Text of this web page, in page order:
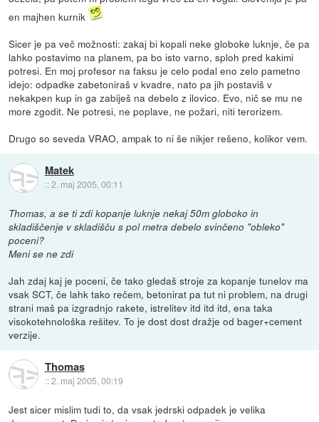
en majhen kurnik
Sicer je pa več možnosti: zakaj bi kopali neke globoke luknje, če pa
lahko postavimo na planem, pa bo isto varno, sploh pred kakimi
potresi. En moj profesor na faksu je celo podal eno zelo pametno
idejo: odpadke zabetoniraš v kvadre, nato pa jih postaviš v
nekakpen kup in ga zabiješ na debelo z ilovico. Evo, nič se mu ne
more zgodit. Ne potresi, ne poplave, ne požari, niti terorizem.
Drugo so seveda VRAO, ampak to ni še nikjer rešeno, kolikor vem.
Matek
::2. maj 2005, 00:11
Thomas, a se ti zdi kopanje luknje nekaj 50m globoko in
skladiščenje v skladišču s pol metra debelo svinčeno "obleko"
poceni?
Meni se ne zdi
Jah zdaj kaj je poceni, če tako gledaš stroje za kopanje tunelov ma
vsak SCT, če lahk tako rečem, betonirat pa tut ni problem, na drugi
strani maš pa izgradnjo rakete, istrelitev itd itd itd, ena taka
visokotehnološka rešitev. To je dost dost dražje od bager+cement
verzije.
Thomas
::2. maj 2005, 00:19
Jest sicer mislim tudi to, da vsak jedrski odpadek je velika